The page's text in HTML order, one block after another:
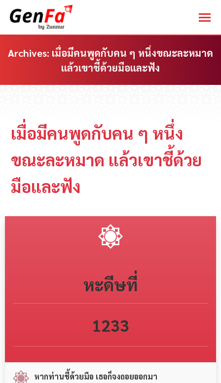
Archives: เมื่อมีคนพูดกับคน ๆ หนึ่งขณะละหมาด
แล้วเขาชี้ด้วยมือและฟัง
เมื่อมีคนพูดกับคน ๆ หนึ่ง
ขณะละหมาด แล้วเขาชี้ด้วย
มือและฟัง
หะดีษที่
1233
หากท่านชี้ด้วยมือ เธอก็จงถอยออกมา